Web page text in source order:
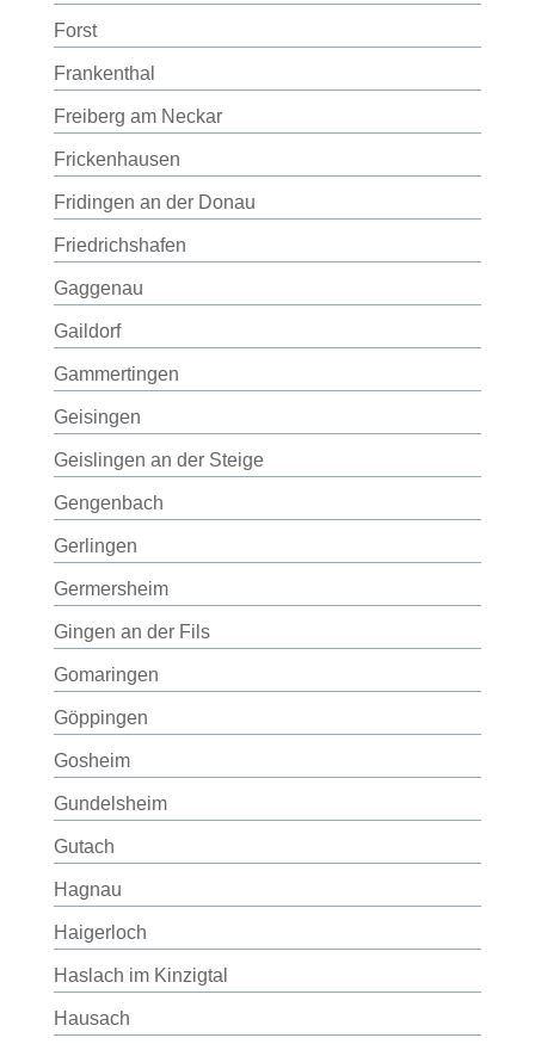
Forst
Frankenthal
Freiberg am Neckar
Frickenhausen
Fridingen an der Donau
Friedrichshafen
Gaggenau
Gaildorf
Gammertingen
Geisingen
Geislingen an der Steige
Gengenbach
Gerlingen
Germersheim
Gingen an der Fils
Gomaringen
Göppingen
Gosheim
Gundelsheim
Gutach
Hagnau
Haigerloch
Haslach im Kinzigtal
Hausach